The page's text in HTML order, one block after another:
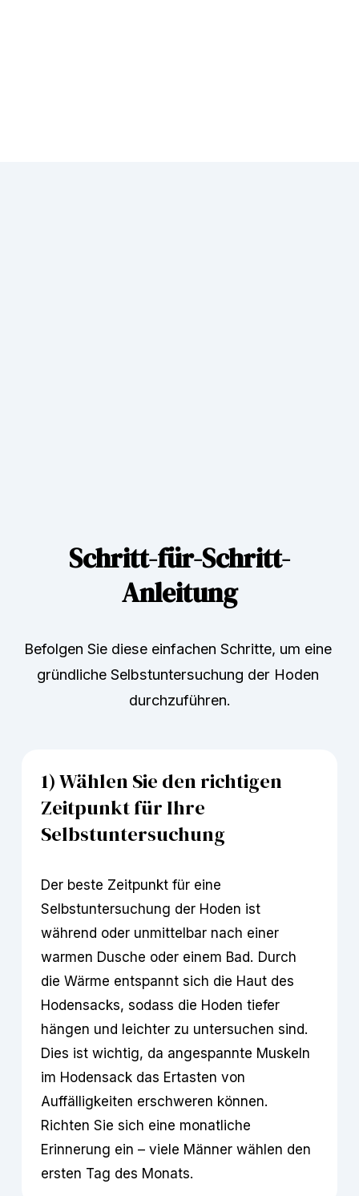
Schritt-für-Schritt-
Anleitung
Befolgen Sie diese einfachen Schritte, um eine
gründliche Selbstuntersuchung der Hoden
durchzuführen.
1) Wählen Sie den richtigen
Zeitpunkt für Ihre
Selbstuntersuchung
Der beste Zeitpunkt für eine
Selbstuntersuchung der Hoden ist
während oder unmittelbar nach einer
warmen Dusche oder einem Bad. Durch
die Wärme entspannt sich die Haut des
Hodensacks, sodass die Hoden tiefer
hängen und leichter zu untersuchen sind.
Dies ist wichtig, da angespannte Muskeln
im Hodensack das Ertasten von
Auffälligkeiten erschweren können.
Richten Sie sich eine monatliche
Erinnerung ein – viele Männer wählen den
ersten Tag des Monats.